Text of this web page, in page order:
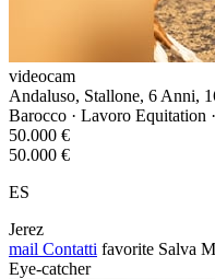
videocam
Andaluso, Stallone, 6 Anni,
Barocco · Lavoro Equitation
50.000 €
50.000 €
ES
Jerez
mail Contatti favorite Salva
Eye-catcher